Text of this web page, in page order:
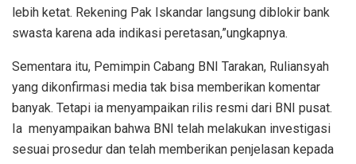
lebih ketat. Rekening Pak Iskandar langsung diblokir bank
swasta karena ada indikasi peretasan,”ungkapnya.
Sementara itu, Pemimpin Cabang BNI Tarakan, Ruliansyah
yang dikonfirmasi media tak bisa memberikan komentar
banyak. Tetapi ia menyampaikan rilis resmi dari BNI pusat.
Ia menyampaikan bahwa BNI telah melakukan investigasi
sesuai prosedur dan telah memberikan penjelasan kepada